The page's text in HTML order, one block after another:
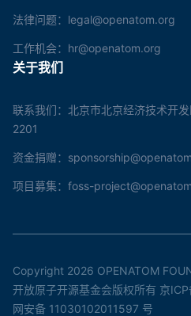
法律问题：legal@openatom.org
工作机会：hr@openatom.org
关于我们
联系我们：北京市北京经济技术开
2201
资金捐赠：
项目募集：foss-
Copyright 2026 OPENATOM
开放原子开源基金会版权所有 京
网安备 11030102011597 号